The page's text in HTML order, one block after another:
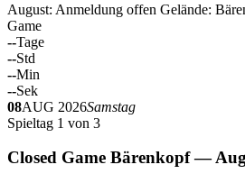
August: Anmeldung offen Gelände:
Game
--Tage
--Std
--Min
--Sek
08AUG 2026Samstag
Spieltag 1 von 3
Closed Game Bärenkopf —